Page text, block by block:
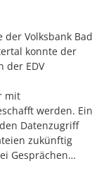
der Volksbank Bad
konnte der
der EDV
mit
werden. Ein
Datenzugriff
zukünftig
Gesprächen…